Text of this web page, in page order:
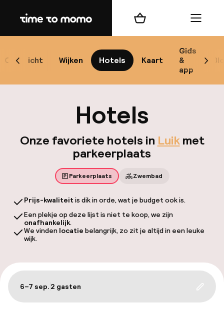
Home
Overzicht Wijken Hotels Kaart
Gids
&
app
Scroll naar links
Winkelmand Menu
Hotels
Onze favoriete hotels in Luikmet
parkeerplaats
Parkeerplaats Zwembad
Prijs-kwaliteitis dik in orde, wat je budget ook is.
Een plekje op deze lijst is niet te koop, we zijn
onafhankelijk.
We vinden locatie belangrijk, zo zit je altijd in een leuke
wijk.
6–7 sep. 2 gasten